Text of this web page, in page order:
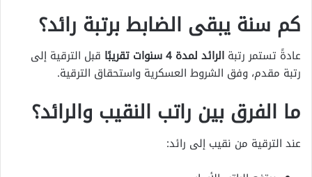
كم سنة يبقى الضابط برتبة رائد؟
عادةً تستمر رتبة الرائد لمدة 4 سنوات تقريبًا
قبل الترقية إلى
رتبة مقدم، وفق الشروط العسكرية واستحقاق الترقية.
ما الفرق بين راتب النقيب والرائد؟
عند الترقية من نقيب إلى رائد: